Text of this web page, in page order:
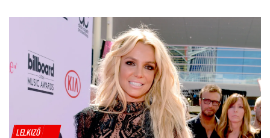
LELKIZŐ